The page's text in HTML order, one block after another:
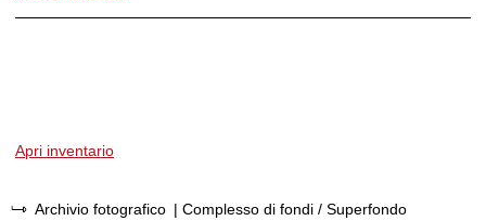
Apri inventario
Archivio fotografico | Complesso di fondi / Superfondo